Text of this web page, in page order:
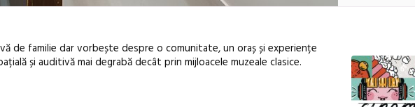
de familie dar vorbește despre o comunitate, un oraș și experiențe
și auditivă mai degrabă decât prin mijloacele muzeale clasice.